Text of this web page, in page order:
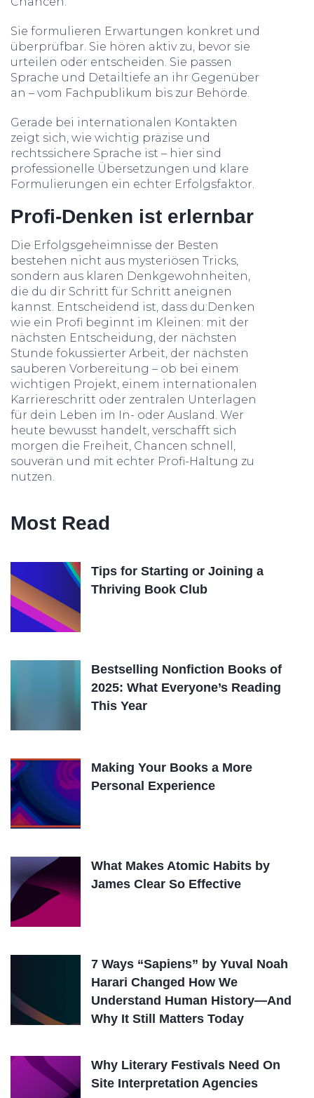
Sie formulieren Erwartungen konkret und
überprüfbar. Sie hören aktiv zu, bevor sie
urteilen oder entscheiden. Sie passen
Sprache und Detailtiefe an ihr Gegenüber
an – vom Fachpublikum bis zur Behörde.
Gerade bei internationalen Kontakten
zeigt sich, wie wichtig präzise und
rechtssichere Sprache ist – hier sind
professionelle Übersetzungen und klare
Formulierungen ein echter Erfolgsfaktor.
Profi-Denken ist erlernbar
Die Erfolgsgeheimnisse der Besten
bestehen nicht aus mysteriösen Tricks,
sondern aus klaren Denkgewohnheiten,
die du dir Schritt für Schritt aneignen
kannst. Entscheidend ist, dass du:Denken
wie ein Profi beginnt im Kleinen: mit der
nächsten Entscheidung, der nächsten
Stunde fokussierter Arbeit, der nächsten
sauberen Vorbereitung – ob bei einem
wichtigen Projekt, einem internationalen
Karriereschritt oder zentralen Unterlagen
für dein Leben im In- oder Ausland. Wer
heute bewusst handelt, verschafft sich
morgen die Freiheit, Chancen schnell,
souverän und mit echter Profi-Haltung zu
nutzen.
Most Read
Tips for Starting or Joining a
Thriving Book Club
Bestselling Nonfiction Books of
2025: What Everyone’s Reading
This Year
Making Your Books a More
Personal Experience
What Makes Atomic Habits by
James Clear So Effective
7 Ways “Sapiens” by Yuval Noah
Harari Changed How We
Understand Human History—And
Why It Still Matters Today
Why Literary Festivals Need On
Site Interpretation Agencies